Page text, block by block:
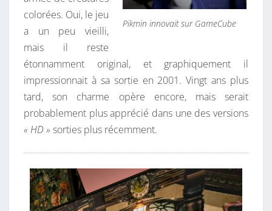
Pikmin innovait sur GameCube
colorées. Oui, le jeu
a un peu vieilli,
mais il reste
étonnamment original, et graphiquement il
impressionnait à sa sortie en 2001. Vingt ans plus
tard, son charme opère encore, mais serait
probablement plus apprécié dans une des versions
« HD » sorties plus récemment.